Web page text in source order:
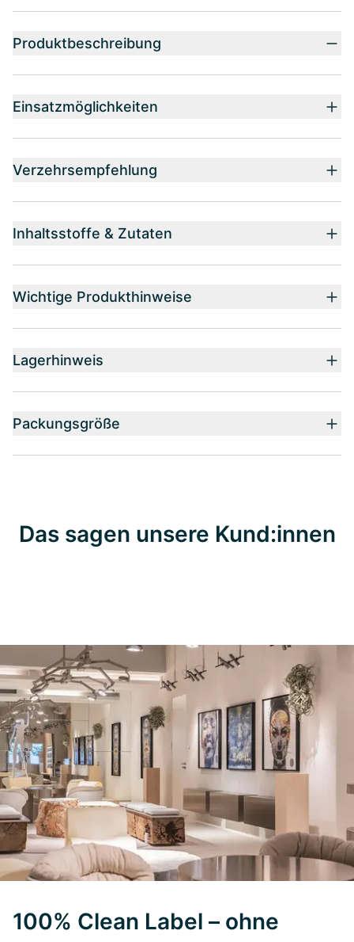
Produktbeschreibung
Einsatzmöglichkeiten
Verzehrsempfehlung
Inhaltsstoffe & Zutaten
Wichtige Produkthinweise
Lagerhinweis
Packungsgröße
Das sagen unsere Kund:innen
100% Clean Label – ohne